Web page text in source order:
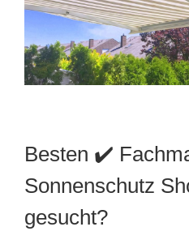
Besten ✔️
Sonnenschutz
gesucht?